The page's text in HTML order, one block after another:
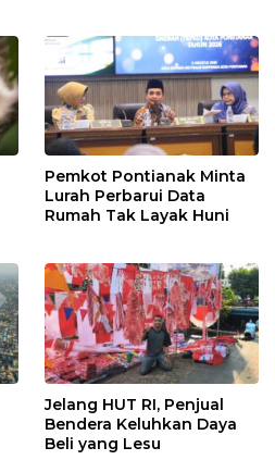
Pemkot Pontianak Minta
Lurah Perbarui Data
Rumah Tak Layak Huni
Jelang HUT RI, Penjual
Bendera Keluhkan Daya
Beli yang Lesu